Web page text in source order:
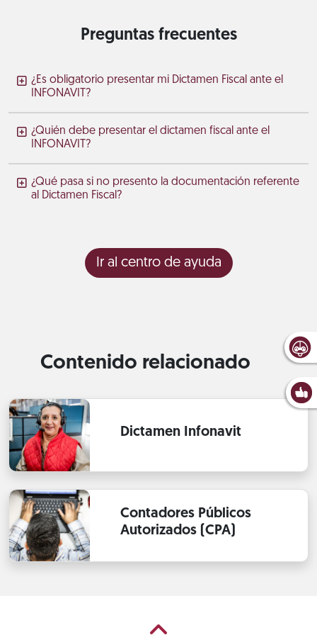
Preguntas frecuentes
¿Es obligatorio presentar mi Dictamen Fiscal ante el
INFONAVIT?
¿Quién debe presentar el dictamen fiscal ante el
INFONAVIT?
¿Qué pasa si no presento la documentación referente
al Dictamen Fiscal?
Ir al centro de ayuda
Contenido relacionado
Dictamen Infonavit
Contadores Públicos
Autorizados (CPA)